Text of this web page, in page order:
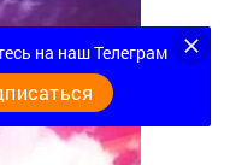
на наш Телеграм